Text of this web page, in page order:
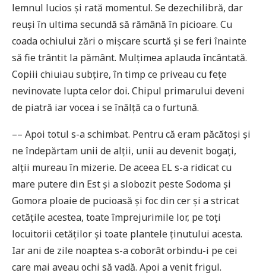
lemnul lucios și rată momentul. Se dezechilibră, dar
reuși în ultima secundă să rămână în picioare. Cu
coada ochiului zări o mișcare scurtă și se feri înainte
să fie trântit la pământ. Mulțimea aplauda încântată.
Copiii chiuiau subțire, în timp ce priveau cu fețe
nevinovate lupta celor doi. Chipul primarului deveni
de piatră iar vocea i se înălță ca o furtună.
–– Apoi totul s-a schimbat. Pentru că eram păcătoși și
ne îndepărtam unii de alții, unii au devenit bogați,
alții mureau în mizerie. De aceea EL s-a ridicat cu
mare putere din Est și a slobozit peste Sodoma și
Gomora ploaie de pucioasă și foc din cer și a stricat
cetățile acestea, toate împrejurimile lor, pe toți
locuitorii cetăților și toate plantele ținutului acesta.
Iar ani de zile noaptea s-a coborât orbindu-i pe cei
care mai aveau ochi să vadă. Apoi a venit frigul.